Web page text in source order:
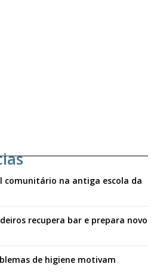
comunitário na antiga escola da
recupera bar e prepara novo
de higiene motivam